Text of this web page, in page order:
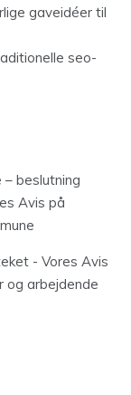
gaveidéer til
seo-
beslutning
Avis på
- Vores Avis
og arbejdende